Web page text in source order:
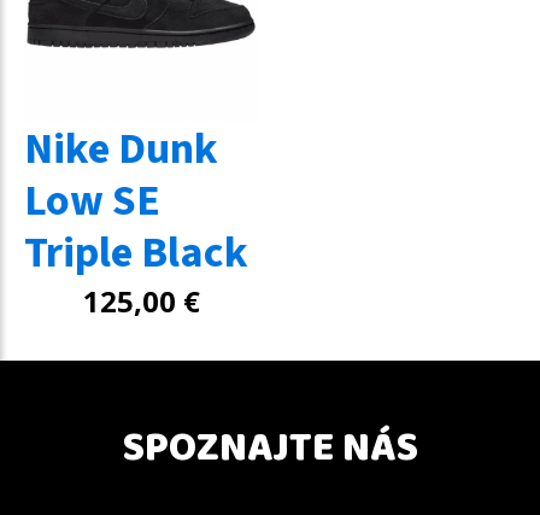
Nike Dunk
Low SE
Triple Black
125,00 €
SPOZNAJTE NÁS